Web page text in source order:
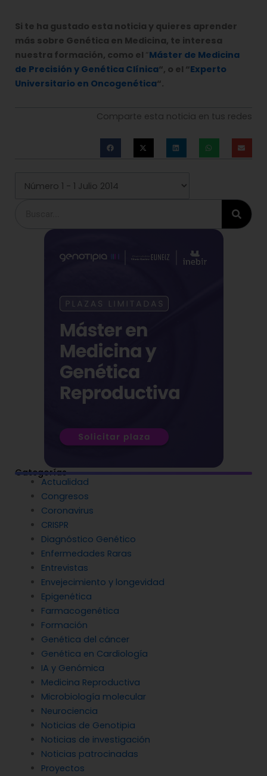
Si te ha gustado esta noticia y quieres aprender
más sobre Genética en Medicina, te interesa
nuestra formación, como el “Máster de Medicina
de Precisión y Genética Clínica“, o el “Experto
Universitario en Oncogenética“.
Comparte esta noticia en tus redes
Categorías
Actualidad
Congresos
Coronavirus
CRISPR
Diagnóstico Genético
Enfermedades Raras
Entrevistas
Envejecimiento y longevidad
Epigenética
Farmacogenética
Formación
Genética del cáncer
Genética en Cardiología
IA y Genómica
Medicina Reproductiva
Microbiología molecular
Neurociencia
Noticias de Genotipia
Noticias de investigación
Noticias patrocinadas
Proyectos